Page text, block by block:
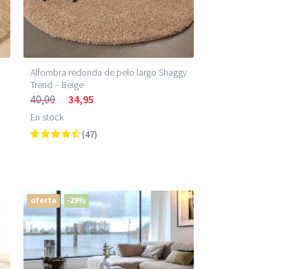
Alfombra redonda de pelo largo Shaggy
Trend – Beige
40,00 34,95
En stock
(47)
oferta -29%